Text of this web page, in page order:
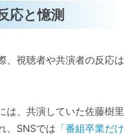
応と憶測
、視聴者や共演者の反応は
は、共演していた佐藤樹里
、SNSでは 「番組卒業だけ